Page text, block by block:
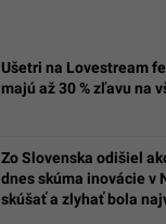
Ušetri na Lovestream
majú až 30 % zľavu na
Zo Slovenska odišiel
dnes skúma inovácie v
skúšať a zlyhať bola